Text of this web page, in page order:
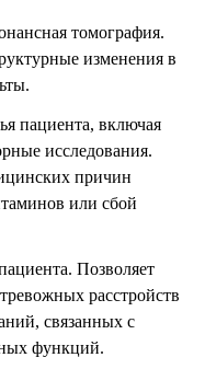
томография.
изменения в
пациента, включая
исследования.
причин
или сбой
Позволяет
расстройств
связанных с
функций.